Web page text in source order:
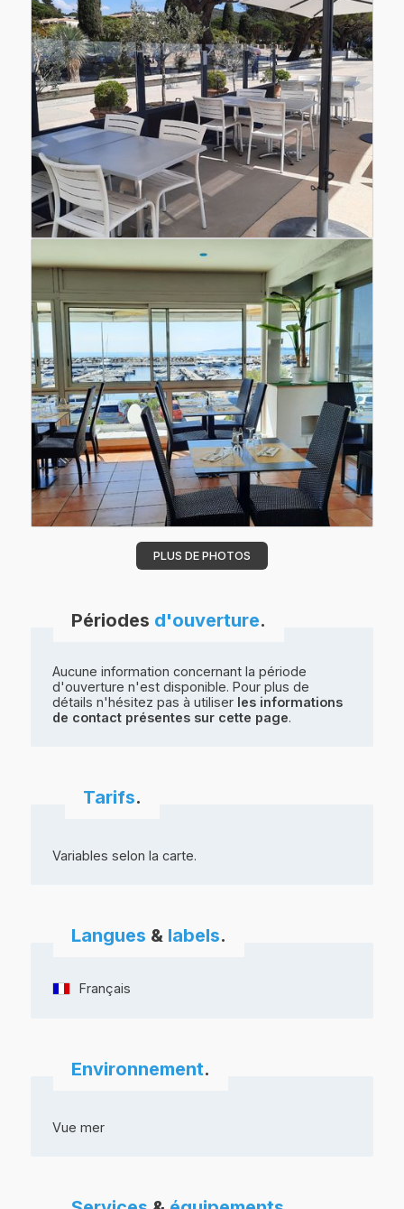
PLUS DE PHOTOS
Périodes d'ouverture.
Aucune information concernant la période
d'ouverture n'est disponible. Pour plus de
détails n'hésitez pas à utiliser les informations
de contact présentes sur cette page.
Tarifs.
Variables selon la carte.
Langues & labels.
Français
Environnement.
Vue mer